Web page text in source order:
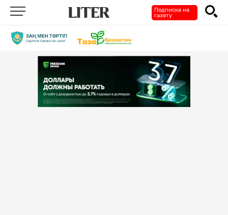
Подписка на
газету